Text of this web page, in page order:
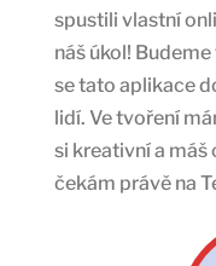
spustili vlastní
náš úkol!
se tato aplikace
lidí. Ve tvoření
si kreativní a máš
čekám právě na